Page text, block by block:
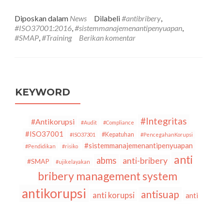
Diposkan dalam News Dilabeli#antibribery,
#ISO37001:2016,#sistemmanajemenantipenyuapan,
#SMAP,#Training Berikan komentar
KEYWORD
#Antikorupsi #Audit #Compliance #Integritas
#ISO37001 #ISO37301 #Kepatuhan
#PencegahanKorupsi
#Pendidikan
#risiko #sistemmanajemenantipenyuapan
#SMAP #ujikelayakan abms anti-bribery
anti
bribery management system
antikorupsi anti korupsi antisuap
anti